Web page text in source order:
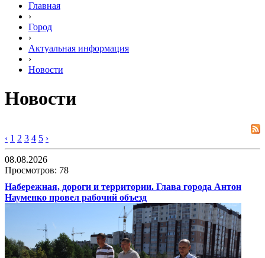
Главная
›
Город
›
Актуальная информация
›
Новости
Новости
‹ 1 2 3 4 5 ›
08.08.2026
Просмотров: 78
Набережная, дороги и территории. Глава города Антон
Науменко провел рабочий объезд